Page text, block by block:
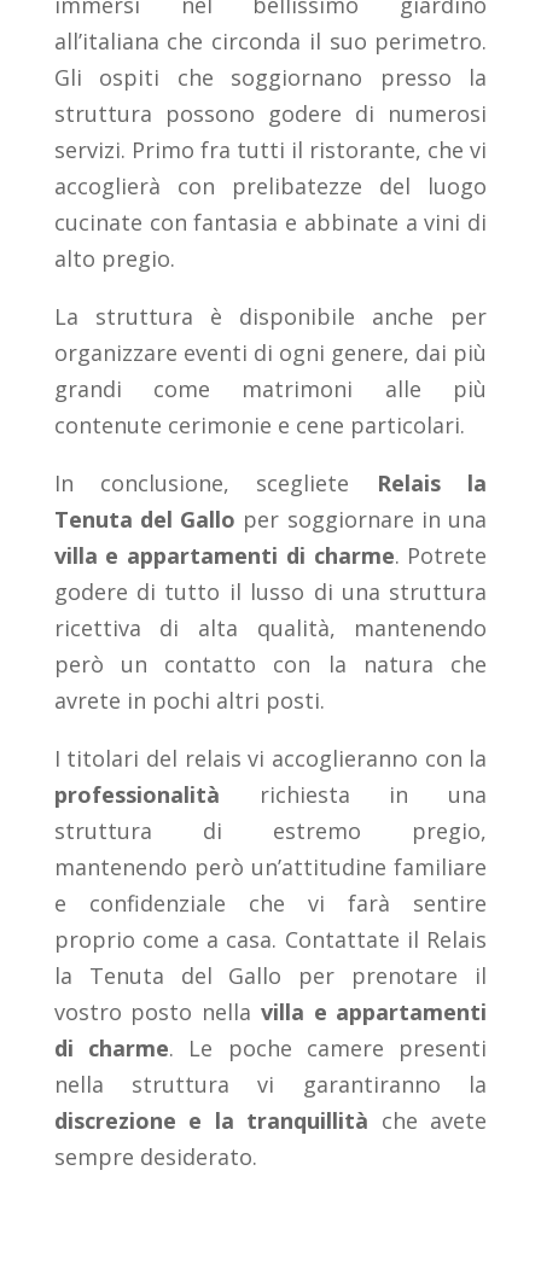
all’italiana che circonda il suo perimetro.
Gli ospiti che soggiornano presso la
struttura possono godere di numerosi
servizi. Primo fra tutti il ristorante, che vi
accoglierà con prelibatezze del luogo
cucinate con fantasia e abbinate a vini di
alto pregio.
La struttura è disponibile anche per
organizzare eventi di ogni genere, dai più
grandi come matrimoni alle più
contenute cerimonie e cene particolari.
In conclusione, scegliete Relais la
Tenuta del Gallo per soggiornare in una
villa e appartamenti di charme. Potrete
godere di tutto il lusso di una struttura
ricettiva di alta qualità, mantenendo
però un contatto con la natura che
avrete in pochi altri posti.
I titolari del relais vi accoglieranno con la
professionalità richiesta in una
struttura di estremo pregio,
mantenendo però un’attitudine familiare
e confidenziale che vi farà sentire
proprio come a casa. Contattate il Relais
la Tenuta del Gallo per prenotare il
vostro posto nella villa e appartamenti
di charme. Le poche camere presenti
nella struttura vi garantiranno la
discrezione e la tranquillità che avete
sempre desiderato.